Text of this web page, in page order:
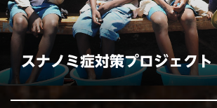
スナノミ症対策プロジェクト